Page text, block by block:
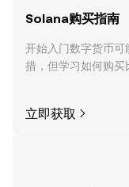
Solana购买指南
开始入门数字货币
措，但学习如何购买
立即获取